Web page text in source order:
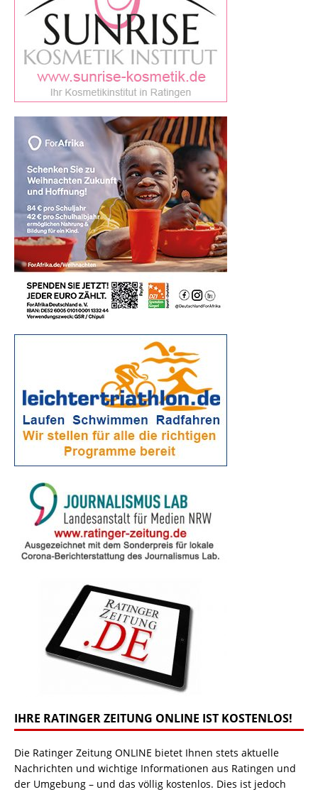
IHRE RATINGER ZEITUNG ONLINE IST KOSTENLOS!
Die Ratinger Zeitung ONLINE bietet Ihnen stets aktuelle
Nachrichten und wichtige Informationen aus Ratingen und
der Umgebung – und das völlig kostenlos. Dies ist jedoch